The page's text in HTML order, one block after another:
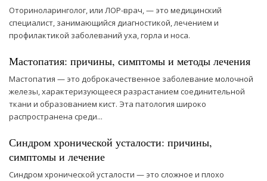
Оториноларинголог, или ЛОР-врач, — это медицинский
специалист, занимающийся диагностикой, лечением и
профилактикой заболеваний уха, горла и носа.
Мастопатия: причины, симптомы и методы лечения
Мастопатия — это доброкачественное заболевание молочной
железы, характеризующееся разрастанием соединительной
ткани и образованием кист. Эта патология широко
распространена среди...
Синдром хронической усталости: причины,
симптомы и лечение
Синдром хронической усталости — это сложное и плохо